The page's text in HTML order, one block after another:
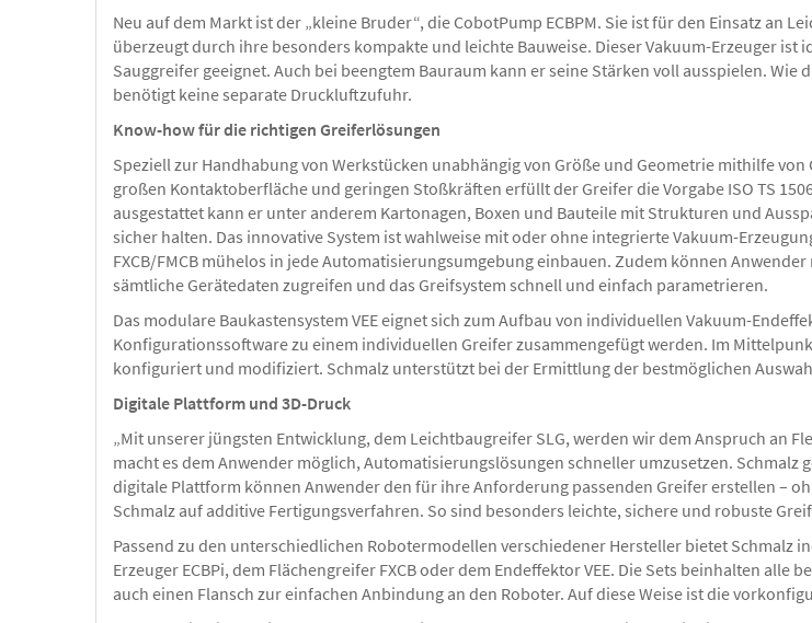
Neu auf dem Markt ist der „kleine Bruder“, die CobotPump ECBPM. Sie ist für den Einsatz
überzeugt durch ihre besonders kompakte und leichte Bauweise. Dieser Vakuum-Erzeuger
Sauggreifer geeignet. Auch bei beengtem Bauraum kann er seine Stärken voll ausspielen. Wie
benötigt keine separate Druckluftzufuhr.
Know-how für die richtigen Greiferlösungen
Speziell zur Handhabung von Werkstücken unabhängig von Größe und Geometrie mithilfe
großen Kontaktoberfläche und geringen Stoßkräften erfüllt der Greifer die Vorgabe ISO TS
ausgestattet kann er unter anderem Kartonagen, Boxen und Bauteile mit Strukturen und
sicher halten. Das innovative System ist wahlweise mit oder ohne integrierte Vakuum-
FXCB/FMCB mühelos in jede Automatisierungsumgebung einbauen. Zudem können
sämtliche Gerätedaten zugreifen und das Greifsystem schnell und einfach parametrieren.
Das modulare Baukastensystem VEE eignet sich zum Aufbau von individuellen Vakuum-
Konfigurationssoftware zu einem individuellen Greifer zusammengefügt werden. Im
konfiguriert und modifiziert. Schmalz unterstützt bei der Ermittlung der bestmöglichen
Digitale Plattform und 3D-Druck
„Mit unserer jüngsten Entwicklung, dem Leichtbaugreifer SLG, werden wir dem Anspruch an
macht es dem Anwender möglich, Automatisierungslösungen schneller umzusetzen.
digitale Plattform können Anwender den für ihre Anforderung passenden Greifer erstellen –
Schmalz auf additive Fertigungsverfahren. So sind besonders leichte, sichere und robuste
Passend zu den unterschiedlichen Robotermodellen verschiedener Hersteller bietet Schmalz
Erzeuger ECBPi, dem Flächengreifer FXCB oder dem Endeffektor VEE. Die Sets beinhalten
auch einen Flansch zur einfachen Anbindung an den Roboter. Auf diese Weise ist die